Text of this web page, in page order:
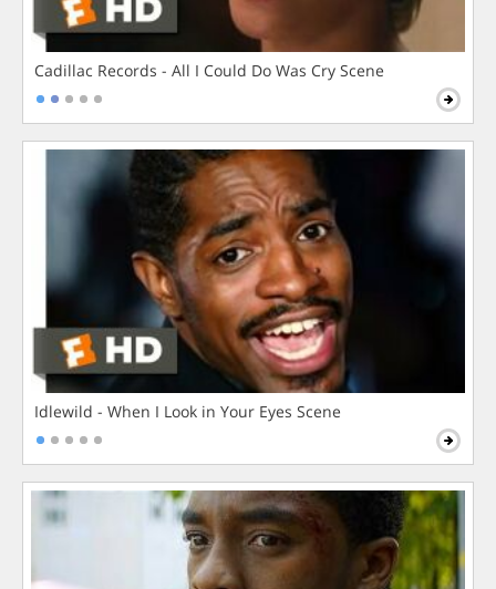
Cadillac Records - All I Could Do Was Cry Scene
Idlewild - When I Look in Your Eyes Scene